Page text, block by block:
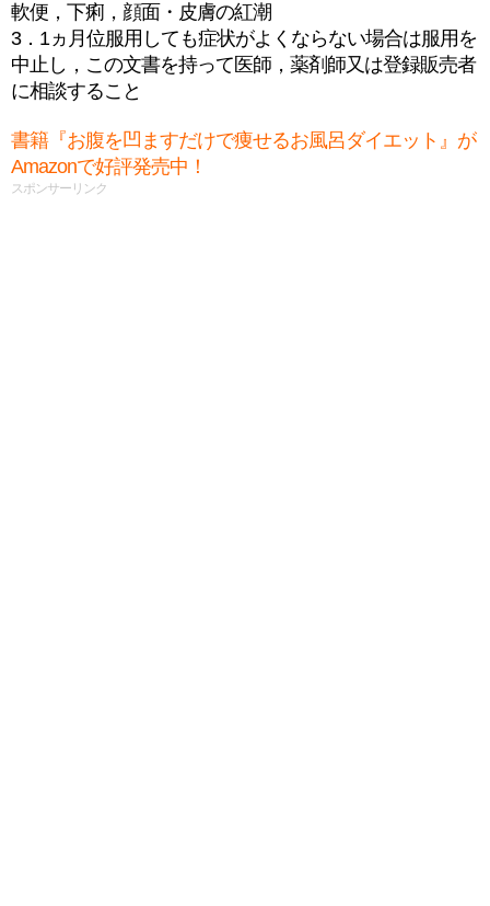
軟便，下痢，顔面・皮膚の紅潮
3．1ヵ月位服用しても症状がよくならない場合は服用を
中止し，この文書を持って医師，薬剤師又は登録販売者
に相談すること
書籍『お腹を凹ますだけで痩せるお風呂ダイエット』が
Amazonで好評発売中！
スポンサーリンク